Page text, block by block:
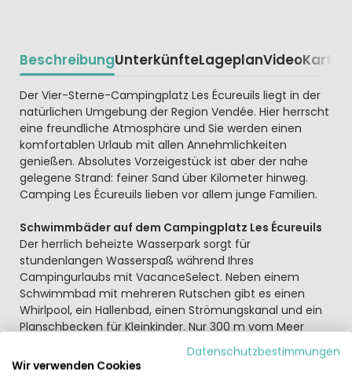
BeschreibungUnterkünfteLageplanVideoKarte
Beschrijving
Der Vier-Sterne-Campingplatz Les Écureuils liegt in der
natürlichen Umgebung der Region Vendée. Hier herrscht
eine freundliche Atmosphäre und Sie werden einen
komfortablen Urlaub mit allen Annehmlichkeiten
genießen. Absolutes Vorzeigestück ist aber der nahe
gelegene Strand: feiner Sand über Kilometer hinweg.
Camping Les Écureuils lieben vor allem junge Familien.
Schwimmbäder auf dem Campingplatz Les Écureuils
Der herrlich beheizte Wasserpark sorgt für
stundenlangen Wasserspaß während Ihres
Campingurlaubs mit VacanceSelect. Neben einem
Schwimmbad mit mehreren Rutschen gibt es einen
Whirlpool, ein Hallenbad, einen Strömungskanal und ein
Planschbecken für Kleinkinder. Nur 300 m vom Meer
entfernt ist es außerdem einfach, zu Fuß zum Strand zu
gehen.
Datenschutzbestimmungen
Wir verwenden Cookies